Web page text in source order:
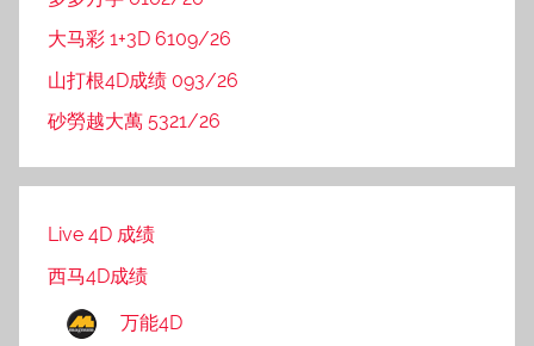
大马彩 1+3D 6109/26
山打根4D成绩 093/26
砂勞越大萬 5321/26
Live 4D 成绩
西马4D成绩
万能4D